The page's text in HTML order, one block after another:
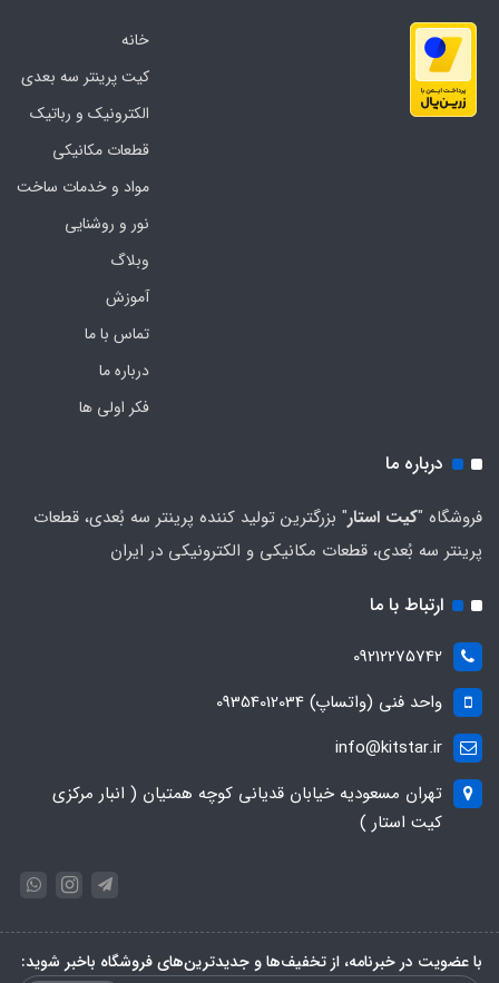
خانه
کیت پرینتر سه بعدی
الکترونیک و رباتیک
قطعات مکانیکی
مواد و خدمات ساخت
نور و روشنایی
وبلاگ
آموزش
تماس با ما
درباره ما
فکر اولی ها
درباره ما
فروشگاه "کیت استار" بزرگترین تولید کننده پرینتر سه بُعدی، قطعات
پرینتر سه بُعدی، قطعات مکانیکی و الکترونیکی در ایران
ارتباط با ما
09212275742
واحد فنی (واتساپ) 09354012034
info@kitstar.ir
تهران مسعودیه خیابان قدیانی کوچه همتیان ( انبار مرکزی
کیت استار )
با عضویت در خبرنامه، از تخفیف‌ها و جدیدترین‌های فروشگاه باخبر شوید: